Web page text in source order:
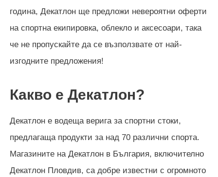
година, Декатлон ще предложи невероятни оферти
на спортна екипировка, облекло и аксесоари, така
че не пропускайте да се възползвате от най-
изгодните предложения!
Какво е Декатлон?
Декатлон е водеща верига за спортни стоки,
предлагаща продукти за над 70 различни спорта.
Магазините на Декатлон в България, включително
Декатлон Пловдив, са добре известни с огромното